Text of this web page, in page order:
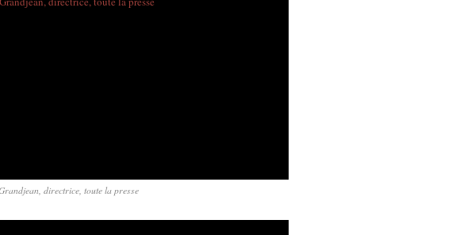
directrice, toute la presse